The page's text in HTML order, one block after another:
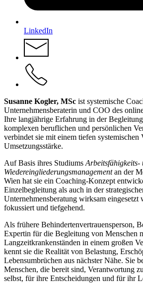
LinkedIn
Susanne Kogler, MSc ist systemische
Unternehmensberaterin und COO des
Ihre langjährige Erfahrung in der
komplexen beruflichen und persönlichen
verbindet sie mit einem tiefen systemischen
Umsetzungsstärke.
Auf Basis ihres Studiums Arbeitsfähigkeits-
Wiedereingliederungsmanagementan der
Wien hat sie ein Coaching-Konzept
Einzelbegleitung als auch in der
Unternehmensberatung wirksam eingesetzt
fokussiert und tiefgehend.
Als frühere Behindertenvertrauensperson,
Expertin für die Begleitung von Menschen
Langzeitkrankenständen in einem großen
kennt sie die Realität von Belastung,
Lebensumbrüchen aus nächster Nähe. Sie
Menschen, die bereit sind, Verantwortung
selbst, für ihre Entscheidungen und für ihr